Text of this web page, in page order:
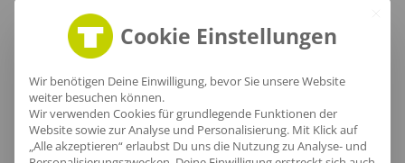
innovative Überschlag und das gepolsterte
Notebook-Fach für optimalen Schutz und Komfort
Cookie Einstellungen
Wir benötigen Deine Einwilligung, bevor Sie unsere Website
weiter besuchen können.
Wir verwenden Cookies für grundlegende Funktionen der
Website sowie zur Analyse und Personalisierung. Mit Klick auf
„Alle akzeptieren“ erlaubst Du uns die Nutzung zu Analyse- und